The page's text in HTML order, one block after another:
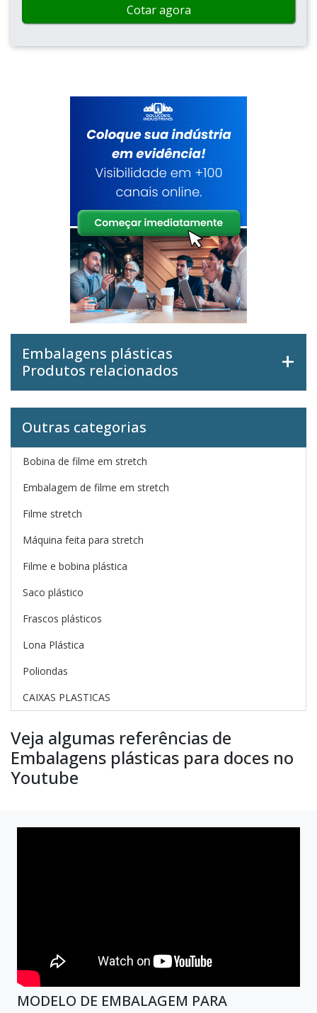
Cotar agora
Embalagens plásticas
Produtos relacionados
Outras categorias
Bobina de filme em stretch
Embalagem de filme em stretch
Filme stretch
Máquina feita para stretch
Filme e bobina plástica
Saco plástico
Frascos plásticos
Lona Plástica
Poliondas
CAIXAS PLASTICAS
Veja algumas referências de
Embalagens plásticas para doces no
Youtube
MODELO DE EMBALAGEM PARA